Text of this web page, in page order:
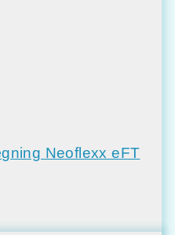
Neoflexx eFT